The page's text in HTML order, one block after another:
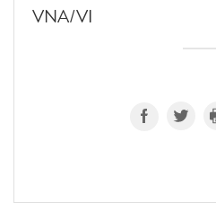
VNA/VI